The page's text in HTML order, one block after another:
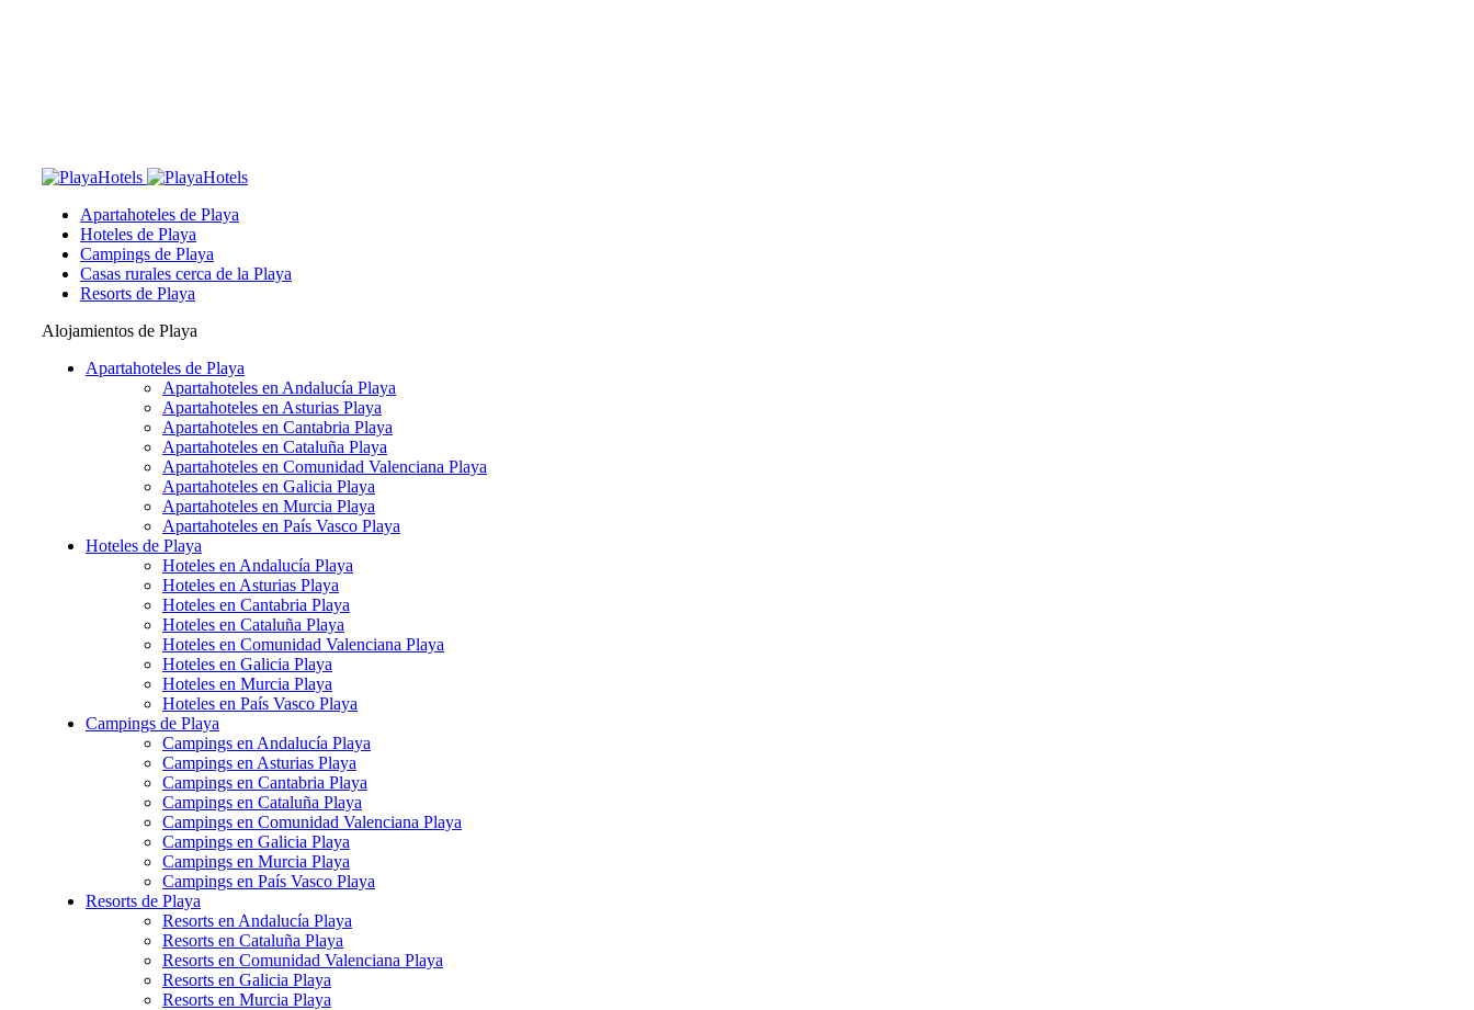
Apartahoteles de Playa
Hoteles de Playa
Campings de Playa
Casas rurales cerca de la Playa
Resorts de Playa
Alojamientos de Playa
Apartahoteles de Playa
Apartahoteles en Andalucía Playa
Apartahoteles en Asturias Playa
Apartahoteles en Cantabria Playa
Apartahoteles en Cataluña Playa
Apartahoteles en Comunidad Valenciana Playa
Apartahoteles en Galicia Playa
Apartahoteles en Murcia Playa
Apartahoteles en País Vasco Playa
Hoteles de Playa
Hoteles en Andalucía Playa
Hoteles en Asturias Playa
Hoteles en Cantabria Playa
Hoteles en Cataluña Playa
Hoteles en Comunidad Valenciana Playa
Hoteles en Galicia Playa
Hoteles en Murcia Playa
Hoteles en País Vasco Playa
Campings de Playa
Campings en Andalucía Playa
Campings en Asturias Playa
Campings en Cantabria Playa
Campings en Cataluña Playa
Campings en Comunidad Valenciana Playa
Campings en Galicia Playa
Campings en Murcia Playa
Campings en País Vasco Playa
Resorts de Playa
Resorts en Andalucía Playa
Resorts en Cataluña Playa
Resorts en Comunidad Valenciana Playa
Resorts en Galicia Playa
Resorts en Murcia Playa